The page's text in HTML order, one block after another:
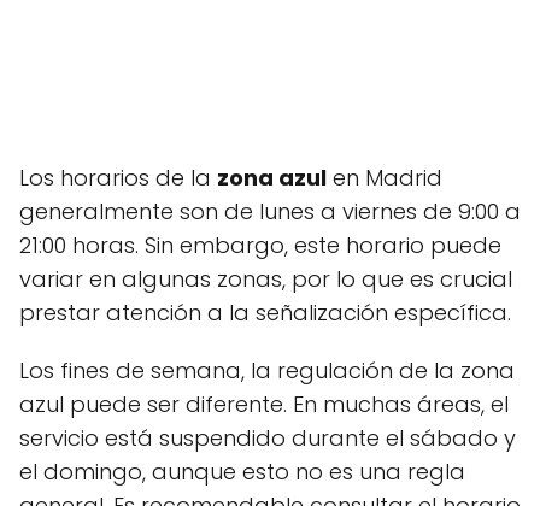
Los horarios de la zona azul en Madrid
generalmente son de lunes a viernes de 9:00 a
21:00 horas. Sin embargo, este horario puede
variar en algunas zonas, por lo que es crucial
prestar atención a la señalización específica.
Los fines de semana, la regulación de la zona
azul puede ser diferente. En muchas áreas, el
servicio está suspendido durante el sábado y
el domingo, aunque esto no es una regla